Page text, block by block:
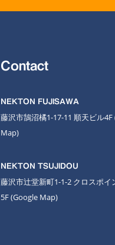
Contact
NEKTON FUJISAWA
藤沢市鵠沼橘1-17-11 順天ビル4F
Map)
NEKTON TSUJIDOU
藤沢市辻堂新町1-1-2 クロスポイ
5F(Google Map)